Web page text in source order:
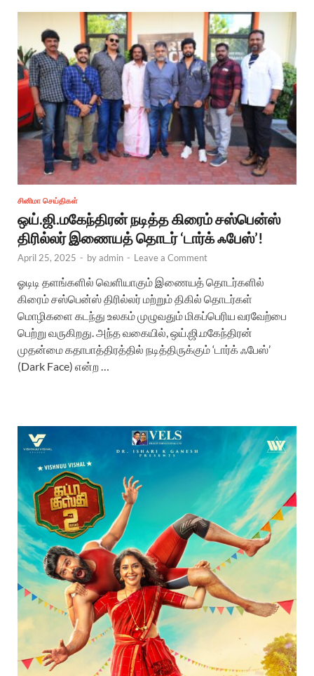
சினிமா செய்திகள்
ஒய்.ஜி.மகேந்திரன் நடித்த கிரைம் சஸ்பென்ஸ்
திரில்லர் இணையத் தொடர் ‘டார்க் ஃபேஸ்’!
April 25, 2025 - byadmin - Leave a Comment
ஓடிடி தளங்களில் வெளியாகும் இணையத் தொடர்களில்
கிரைம் சஸ்பென்ஸ் திரில்லர் மற்றும் திகில் தொடர்கள்
மொழிகளை கடந்து உலகம் முழுவதும் மிகப்பெரிய வரவேற்பை
பெற்று வருகிறது. அந்த வகையில், ஒய்.ஜி.மகேந்திரன்
முதன்மை கதாபாத்திரத்தில் நடித்திருக்கும் ‘டார்க் ஃபேஸ்’
(Dark Face) என்ற …